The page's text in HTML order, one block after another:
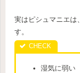
実はピシュマニエは
す。
湿気に弱い